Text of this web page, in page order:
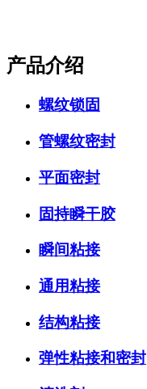
产品介绍
螺纹锁固
管螺纹密封
平面密封
固持瞬干胶
瞬间粘接
通用粘接
结构粘接
弹性粘接和密封